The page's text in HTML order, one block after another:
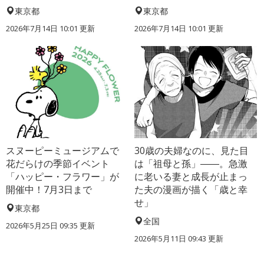
東京都
2026年7月14日 10:01 更新
東京都
2026年7月14日 10:01 更新
スヌーピーミュージアムで
花だらけの季節イベント
「ハッピー・フラワー」が
開催中！7月3日まで
東京都
2026年5月25日 09:35 更新
30歳の夫婦なのに、見た目
は「祖母と孫」――。急激
に老いる妻と成長が止まっ
た夫の漫画が描く「歳と幸
せ」
全国
2026年5月11日 09:43 更新